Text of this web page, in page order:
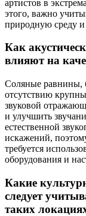
артистов в
этого, важно
природную среду и
Как
влияют на
Соляные равнины,
отсутствию
звуковой
и улучшить
естественной
искажений,
требуется
оборудования и
Какие
следует
таких